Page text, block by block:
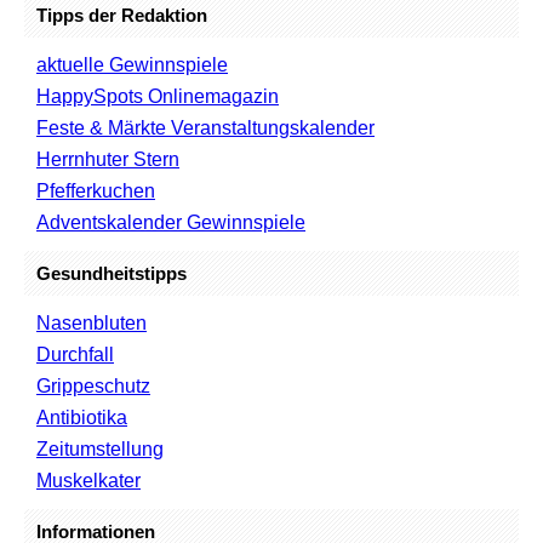
Tipps der Redaktion
aktuelle Gewinnspiele
HappySpots Onlinemagazin
Feste & Märkte Veranstaltungskalender
Herrnhuter Stern
Pfefferkuchen
Adventskalender Gewinnspiele
Gesundheitstipps
Nasenbluten
Durchfall
Grippeschutz
Antibiotika
Zeitumstellung
Muskelkater
Informationen